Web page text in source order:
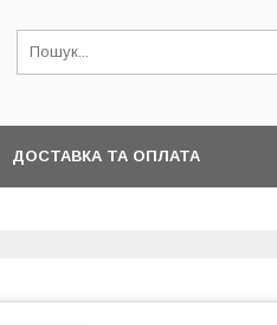
ДОСТАВКА ТА ОПЛАТА